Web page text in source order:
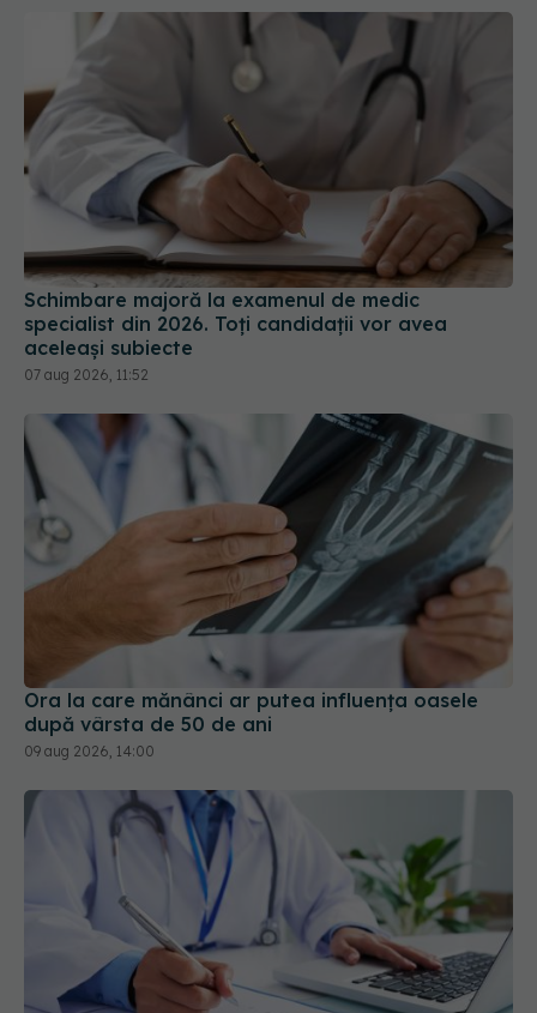
Schimbare majoră la examenul de medic
specialist din 2026. Toți candidații vor avea
aceleași subiecte
07 aug 2026, 11:52
Ora la care mănânci ar putea influența oasele
după vârsta de 50 de ani
09 aug 2026, 14:00